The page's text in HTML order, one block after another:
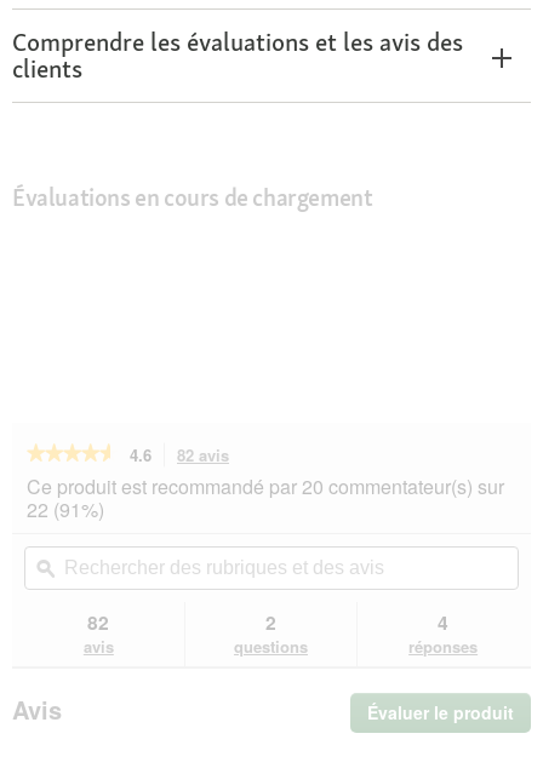
Comprendre les évaluations et les avis des
clients
Évaluations en cours de chargement
★★★★★
★★★★★
sur
les
avis
PREMIERE
Petit
4.6 82 avis
action
vous
vers
les
avis.
Ce produit est recommandé par 20 commentateur(s) sur
22 (91%)
Rechercher
des
rubriques
ϙ
82
avis
2
questions
4
réponses
Avis Évaluer le produit